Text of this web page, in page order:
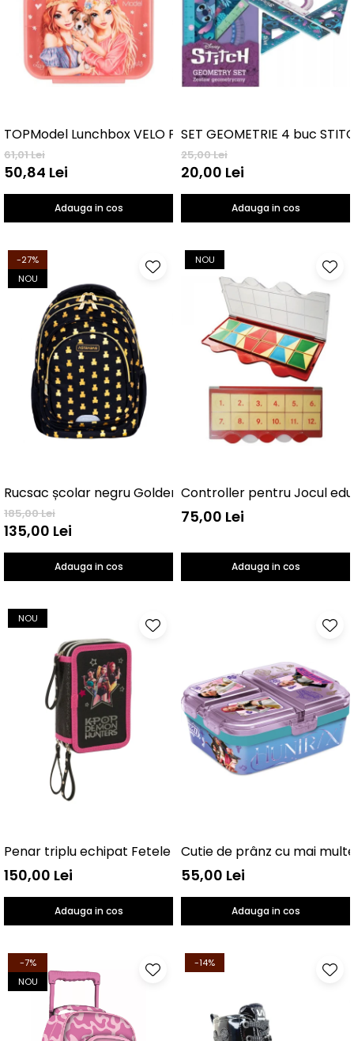
TOPModel Lunchbox VELO FLEUR
61,01 Lei
50,84 Lei
Adauga in cos
SET GEOMETRIE 4 buc
25,00 Lei
20,00 Lei
Adauga in cos
-27%
NOU
Rucsac școlar negru GoldenTeddy 3
185,00 Lei
135,00 Lei
Adauga in cos
NOU
Controller pentru Jocul
75,00 Lei
Adauga in cos
NOU
Penar triplu echipat Fetele Kpop la vânătoare de
150,00 Lei
Adauga in cos
55,00 Lei
Adauga in cos
-7%
NOU
-14%